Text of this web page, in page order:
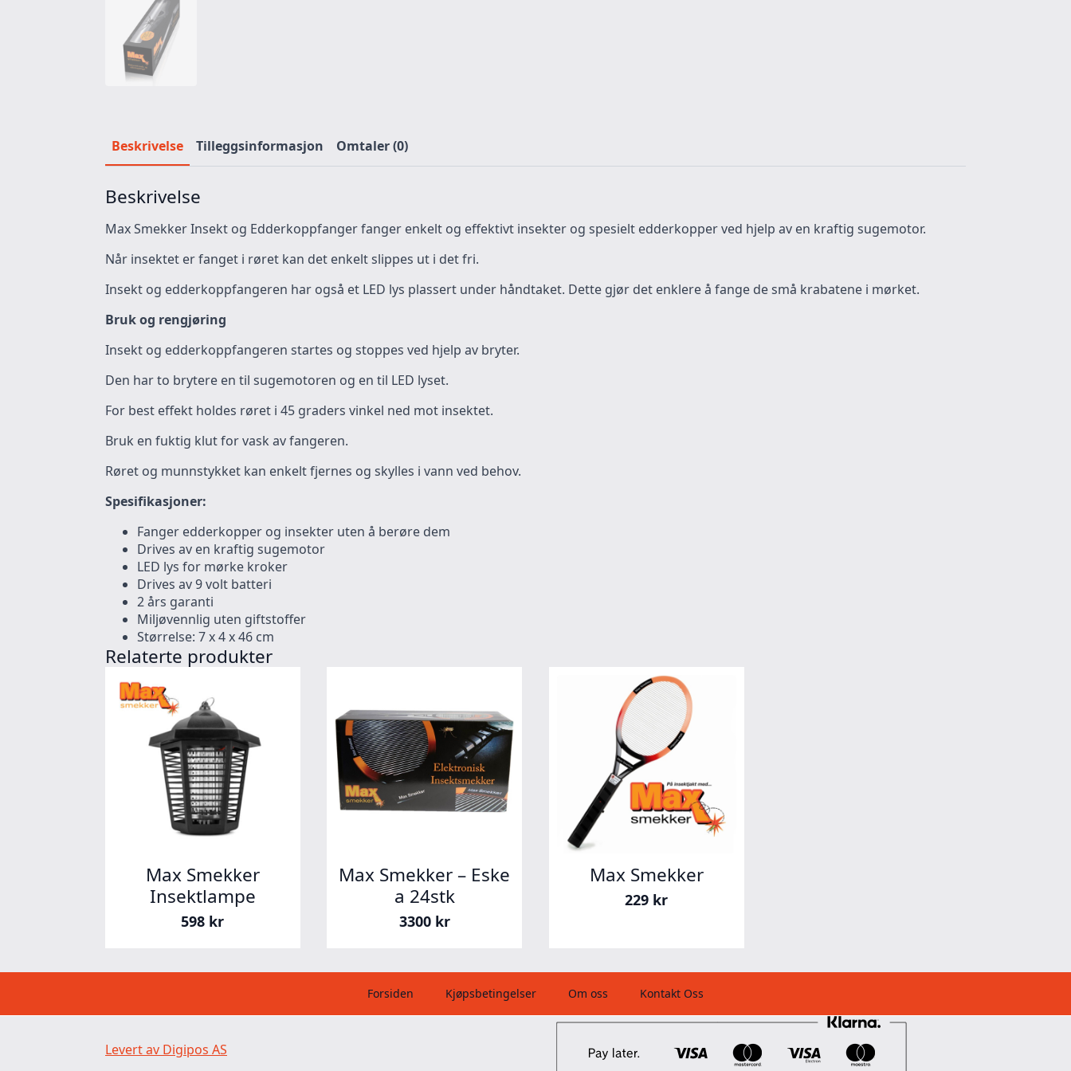
Beskrivelse Tilleggsinformasjon Omtaler (0)
Beskrivelse
Max Smekker Insekt og Edderkoppfanger fanger enkelt og effektivt insekter og spesielt edderkopper ved hjelp av en kraftig sugemotor.
Når insektet er fanget i røret kan det enkelt slippes ut i det fri.
Insekt og edderkoppfangeren har også et LED lys plassert under håndtaket. Dette gjør det enklere å fange de små krabatene i mørket.
Bruk og rengjøring
Insekt og edderkoppfangeren startes og stoppes ved hjelp av bryter.
Den har to brytere en til sugemotoren og en til LED lyset.
For best effekt holdes røret i 45 graders vinkel ned mot insektet.
Bruk en fuktig klut for vask av fangeren.
Røret og munnstykket kan enkelt fjernes og skylles i vann ved behov.
Spesifikasjoner:
Fanger edderkopper og insekter uten å berøre dem
Drives av en kraftig sugemotor
LED lys for mørke kroker
Drives av 9 volt batteri
2 års garanti
Miljøvennlig uten giftstoffer
Størrelse: 7 x 4 x 46 cm
Relaterte produkter
Max Smekker
Insektlampe
598 kr
Max Smekker – Eske
a 24stk
3300 kr
Max Smekker
229 kr
Forsiden Kjøpsbetingelser Om oss Kontakt Oss
Levert av Digipos AS